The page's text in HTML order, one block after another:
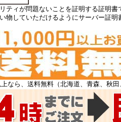
ティが問題ないことを証明する証明書
物していただけるようにサーバー証明
なら、送料無料（北海道、青森、秋田